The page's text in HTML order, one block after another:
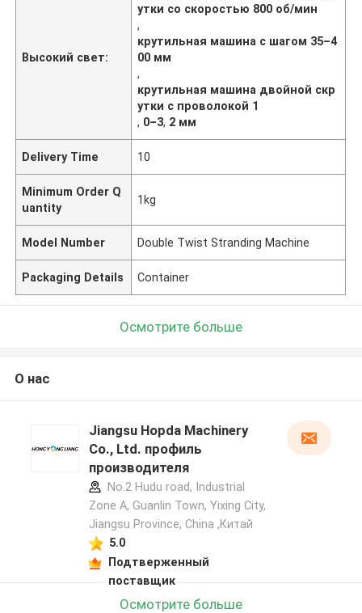
Высокий свет:
утки со скоростью 800 об/мин
,
крутильная машина с шагом 35–4
00 мм
,
крутильная машина двойной скр
утки с проволокой 1
, 0–3, 2 мм
Delivery Time 10
Minimum Order Q
uantity
1kg
Model Number Double Twist Stranding Machine
Packaging Details Container
Осмотрите больше
О нас
Jiangsu Hopda Machinery
Co., Ltd. профиль
производителя
No.2 Hudu road, Industrial
Zone A, Guanlin Town, Yixing City,
Jiangsu Province, China ,Китай
5.0
Подтверженный
поставщик
Осмотрите больше